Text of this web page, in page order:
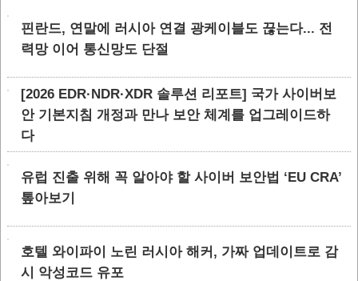
핀란드, 연말에 러시아 연결 광케이블도 끊는다... 전
력망 이어 통신망도 단절
[2026 EDR·NDR·XDR 솔루션 리포트] 국가 사이버보
안 기본지침 개정과 만나 보안 체계를 업그레이드하
다
유럽 진출 위해 꼭 알아야 할 사이버 보안법 ‘EU CRA’
톺아보기
호텔 와이파이 노린 러시아 해커, 가짜 업데이트로 감
시 악성코드 유포